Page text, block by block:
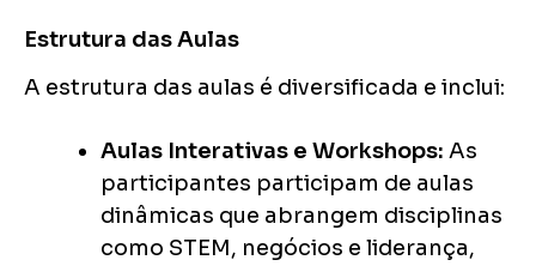
Estrutura das Aulas
A estrutura das aulas é diversificada e inclui:
Aulas Interativas e Workshops: As
participantes participam de aulas
dinâmicas que abrangem disciplinas
como STEM, negócios e liderança,